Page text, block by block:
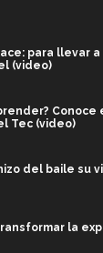
para llevar
(video)
Conoce
Tec (video)
del baile su
la